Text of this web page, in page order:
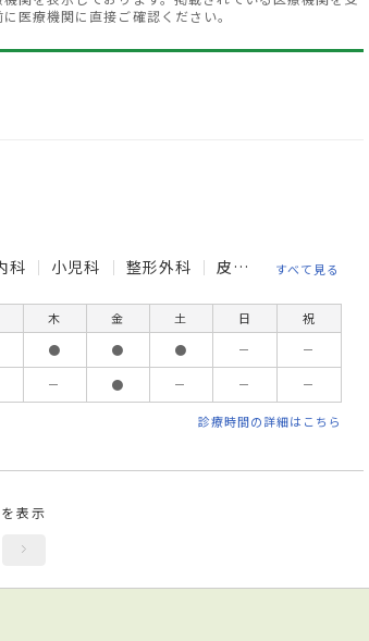
医療機関に直接ご確認ください。
科 小児科 整形外科 皮膚科 リハビリ
すべて見る
木 金 土 日
祝
● ● ● －
－
－ ● － － －
診療時間の詳細はこちら
表示